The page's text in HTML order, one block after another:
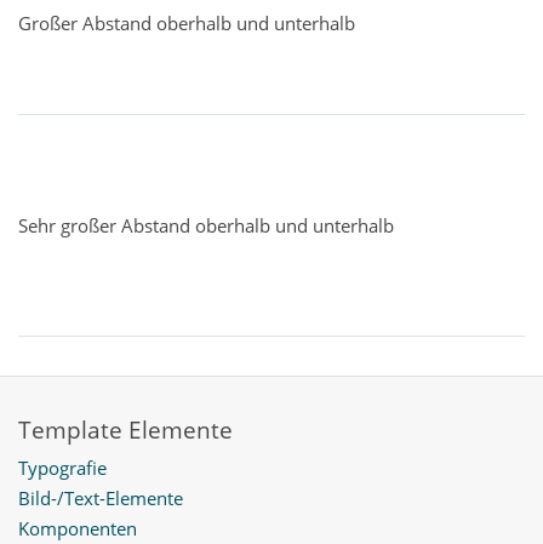
Großer Abstand oberhalb und unterhalb
Sehr großer Abstand oberhalb und unterhalb
Template Elemente
Typografie
Bild-/Text-Elemente
Komponenten